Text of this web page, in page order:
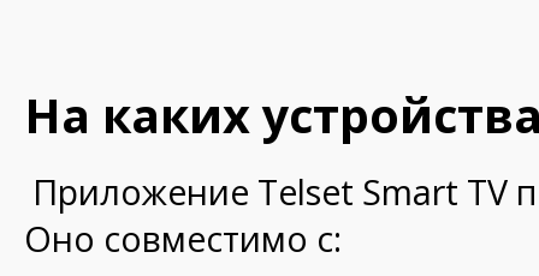
На каких
Приложение Telset Smart TV
Оно совместимо с: